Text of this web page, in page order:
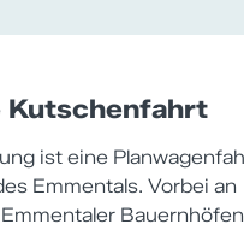
Kutschenfahrt
ist eine
Emmentals. Vorbei an